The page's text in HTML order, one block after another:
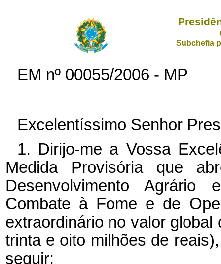
Subchefia
EM nº 00055/2006 - MP
Excelentíssimo Senhor
1. Dirijo-me a Vossa
Medida Provisória que
Desenvolvimento
Combate à Fome e de
extraordinário no valor
trinta e oito milhões de
seguir: